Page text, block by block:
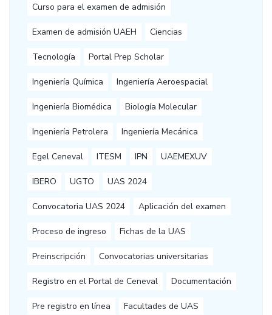
Curso para el examen de admisión
Examen de admisión UAEH Ciencias
Tecnología Portal Prep Scholar
Ingeniería Química Ingeniería Aeroespacial
Ingeniería Biomédica Biología Molecular
Ingeniería Petrolera Ingeniería Mecánica
Egel Ceneval ITESM IPN UAEMEXUV
IBERO UGTO UAS 2024
Convocatoria UAS 2024 Aplicación del examen
Proceso de ingreso Fichas de la UAS
Preinscripción Convocatorias universitarias
Registro en el Portal de Ceneval Documentación
Pre registro en línea Facultades de UAS